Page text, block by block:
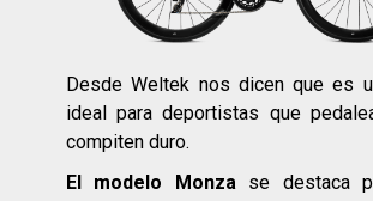
Desde Weltek nos dicen que es
ideal para deportistas que
compiten duro.
El modelo Monza se destaca